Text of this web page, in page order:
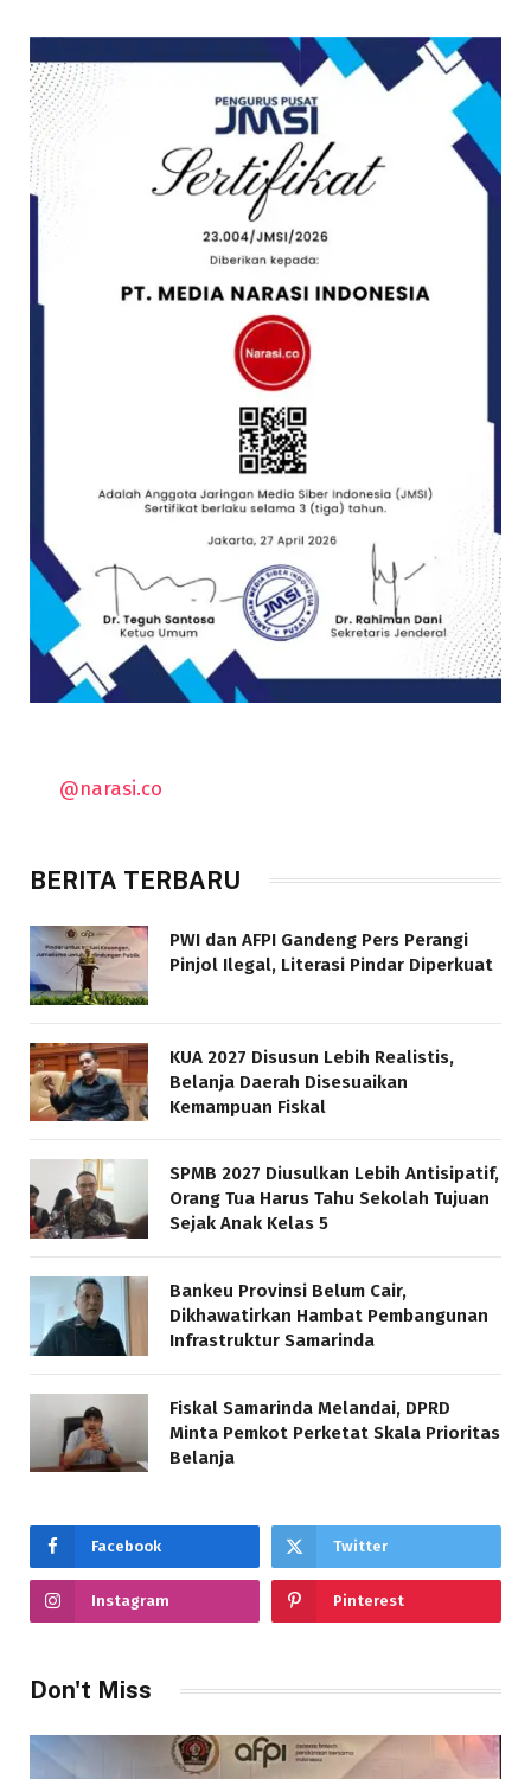
@narasi.co
BERITA TERBARU
PWI dan AFPI Gandeng Pers Perangi
Pinjol Ilegal, Literasi Pindar Diperkuat
KUA 2027 Disusun Lebih Realistis,
Belanja Daerah Disesuaikan
Kemampuan Fiskal
SPMB 2027 Diusulkan Lebih Antisipatif,
Orang Tua Harus Tahu Sekolah Tujuan
Sejak Anak Kelas 5
Bankeu Provinsi Belum Cair,
Dikhawatirkan Hambat Pembangunan
Infrastruktur Samarinda
Fiskal Samarinda Melandai, DPRD
Minta Pemkot Perketat Skala Prioritas
Belanja
Facebook Twitter
Instagram Pinterest
Don't Miss